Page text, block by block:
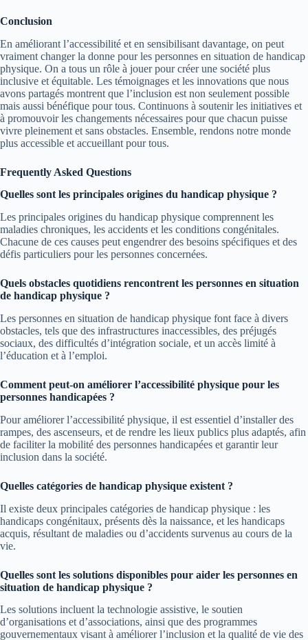
Conclusion
En améliorant l’accessibilité et en sensibilisant davantage, on peut
vraiment changer la donne pour les personnes en situation de handicap
physique. On a tous un rôle à jouer pour créer une société plus
inclusive et équitable. Les témoignages et les innovations que nous
avons partagés montrent que l’inclusion est non seulement possible
mais aussi bénéfique pour tous. Continuons à soutenir les initiatives et
à promouvoir les changements nécessaires pour que chacun puisse
vivre pleinement et sans obstacles. Ensemble, rendons notre monde
plus accessible et accueillant pour tous.
Frequently Asked Questions
Quelles sont les principales origines du handicap physique ?
Les principales origines du handicap physique comprennent les
maladies chroniques, les accidents et les conditions congénitales.
Chacune de ces causes peut engendrer des besoins spécifiques et des
défis particuliers pour les personnes concernées.
Quels obstacles quotidiens rencontrent les personnes en situation
de handicap physique ?
Les personnes en situation de handicap physique font face à divers
obstacles, tels que des infrastructures inaccessibles, des préjugés
sociaux, des difficultés d’intégration sociale, et un accès limité à
l’éducation et à l’emploi.
Comment peut-on améliorer l’accessibilité physique pour les
personnes handicapées ?
Pour améliorer l’accessibilité physique, il est essentiel d’installer des
rampes, des ascenseurs, et de rendre les lieux publics plus adaptés, afin
de faciliter la mobilité des personnes handicapées et garantir leur
inclusion dans la société.
Quelles catégories de handicap physique existent ?
Il existe deux principales catégories de handicap physique : les
handicaps congénitaux, présents dès la naissance, et les handicaps
acquis, résultant de maladies ou d’accidents survenus au cours de la
vie.
Quelles sont les solutions disponibles pour aider les personnes en
situation de handicap physique ?
Les solutions incluent la technologie assistive, le soutien
d’organisations et d’associations, ainsi que des programmes
gouvernementaux visant à améliorer l’inclusion et la qualité de vie des